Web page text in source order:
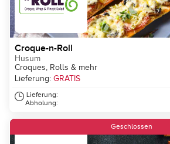
Croque-n-Roll
Husum
Croques, Rolls & mehr
Lieferung: GRATIS
Lieferung:
Abholung:
Geschlossen